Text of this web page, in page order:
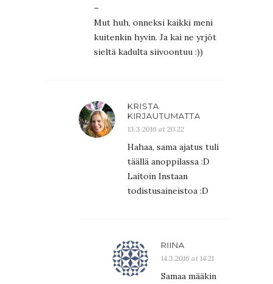
–
Mut huh, onneksi kaikki meni
kuitenkin hyvin. Ja kai ne yrjöt
sieltä kadulta siivoontuu :))
KRISTA
KIRJAUTUMATTA
13.3.2016 at 20:22
Hahaa, sama ajatus tuli
täällä anoppilassa :D
Laitoin Instaan
todistusaineistoa :D
RIINA
14.3.2016 at 14:21
Samaa määkin